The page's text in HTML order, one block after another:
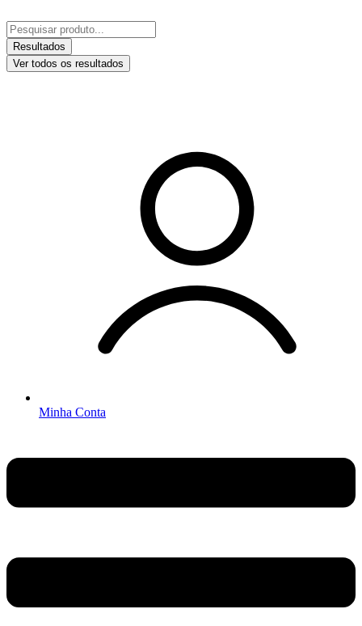
para
o
conteúdo
Pesquisar
...Resultados
Ver todos os resultados
Minha Conta